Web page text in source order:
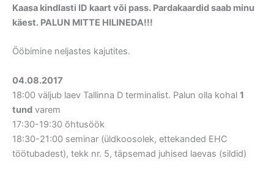
Kaasa kindlasti ID kaart või pass. Pardakaardid saab minu
käest. PALUN MITTE HILINEDA!!!
Ööbimine neljastes kajutites.
04.08.2017
18:00 väljub laev Tallinna D terminalist. Palun olla kohal 1
tund varem
17:30-19:30 õhtusöök
18:30-21:00 seminar (üldkoosolek, ettekanded EHC
töötubadest), tekk nr. 5, täpsemad juhised laevas (sildid)